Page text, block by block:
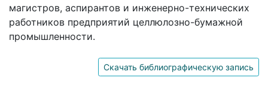
магистров, аспирантов и инженерно-технических
работников предприятий целлюлозно-бумажной
промышленности.
Скачать библиографическую запись